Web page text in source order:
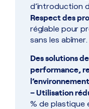
d’introduction
Respect des
réglable pour
sans les abîmer.
Des solutions
performance,
–Utilisation
% de plastique